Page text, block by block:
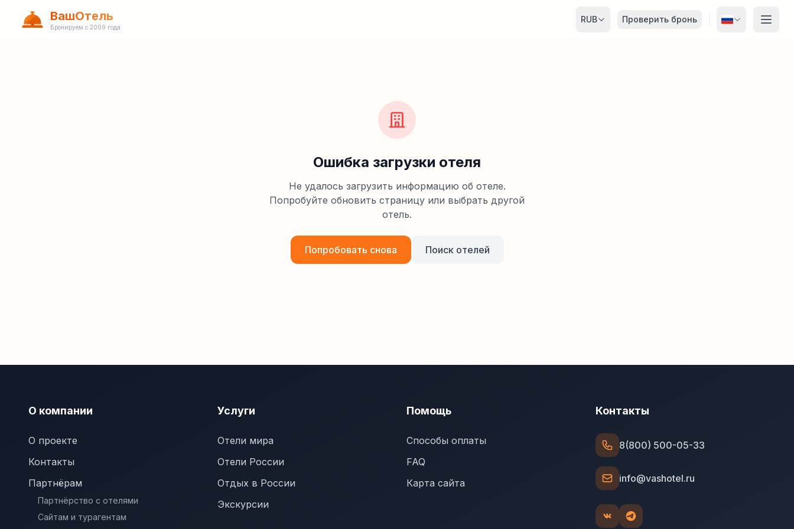
ВашОтель
Бронируем с 2009 года
RUB Проверить бронь
Ошибка загрузки отеля
Не удалось загрузить информацию об отеле.
Попробуйте обновить страницу или выбрать другой
отель.
Попробовать снова Поиск отелей
О компании
О проекте
Контакты
Партнёрам
Партнёрство с отелями
Сайтам и турагентам
Услуги
Отели мира
Отели России
Отдых в России
Экскурсии
Помощь
Способы оплаты
FAQ
Карта сайта
Контакты
8(800) 500-05-33
info@vashotel.ru